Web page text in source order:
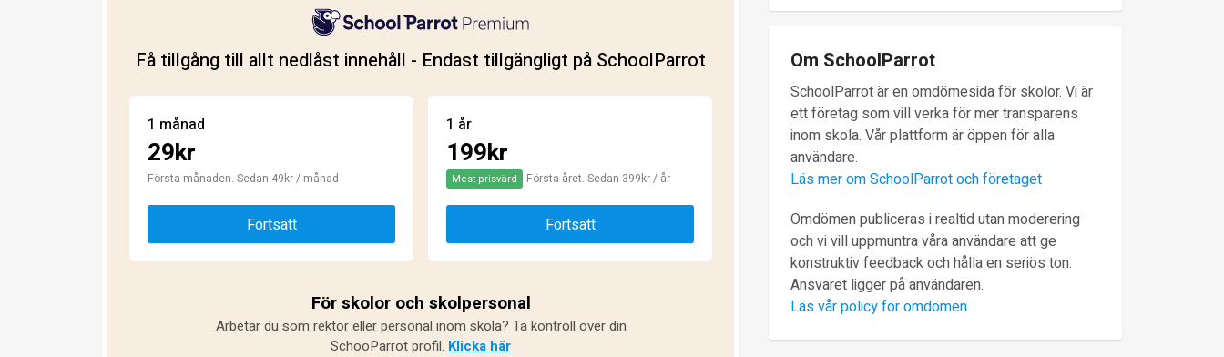
Få tillgång till allt nedlåst innehåll - Endast tillgängligt på SchoolParrot
1 månad
29kr
Första månaden. Sedan 49kr / månad
Fortsätt
1 år
199kr
Mest prisvärd Första året. Sedan 399kr / år
Fortsätt
För skolor och skolpersonal
Arbetar du som rektor eller personal inom skola? Ta kontroll över din
SchooParrot profil. Klicka här
Om SchoolParrot
SchoolParrot är en omdömesida för skolor. Vi är
ett företag som vill verka för mer transparens
inom skola. Vår plattform är öppen för alla
användare.
Läs mer om SchoolParrot och företaget
Omdömen publiceras i realtid utan moderering
och vi vill uppmuntra våra användare att ge
konstruktiv feedback och hålla en seriös ton.
Ansvaret ligger på användaren.
Läs vår policy för omdömen